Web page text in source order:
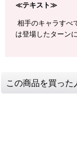
≪テキスト≫
相手のキャラすべ
は登場したターン
この商品を買っ